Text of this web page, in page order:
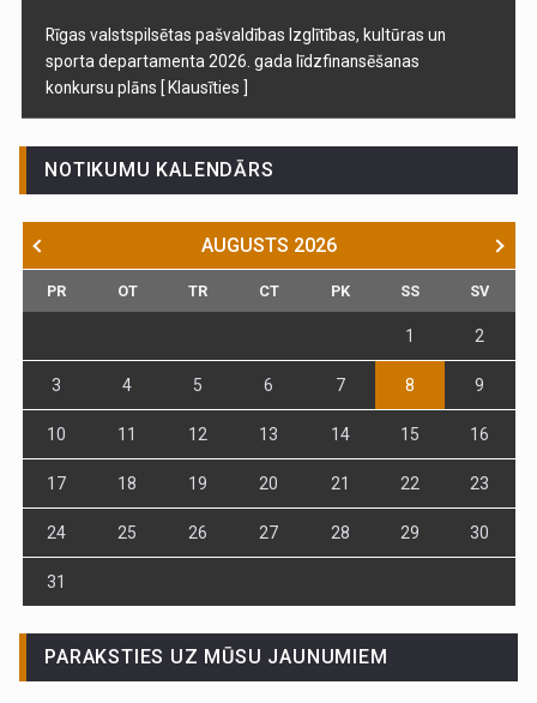
Rīgas valstspilsētas pašvaldības Izglītības, kultūras un
sporta departamenta 2026. gada līdzfinansēšanas
konkursu plāns [ Klausīties ]
NOTIKUMU KALENDĀRS
AUGUSTS 2026
PR OT TR CT PK SS SV
1 2
3 4 5 6 7 8 9
10 11 12 13 14 15 16
17 18 19 20 21 22 23
24 25 26 27 28 29 30
31
PARAKSTIES UZ MŪSU JAUNUMIEM